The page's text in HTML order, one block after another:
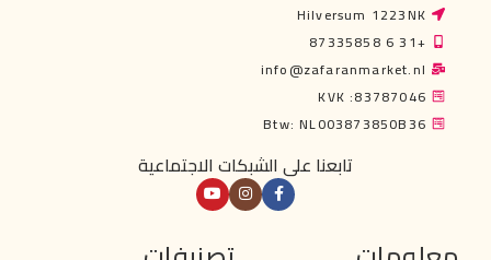
Hilversum 1223NK
+31 6 87335858
info@zafaranmarket.nl
KVK :83787046
Btw: NL003873850B36
تابعنا على الشبكات الاجتماعية